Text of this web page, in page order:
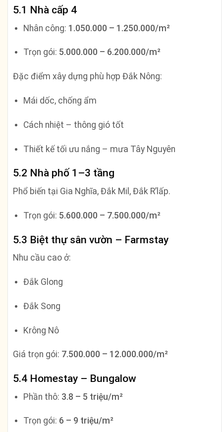
5.1 Nhà cấp 4
Nhân công: 1.050.000 – 1.250.000/m²
Trọn gói: 5.000.000 – 6.200.000/m²
Đặc điểm xây dựng phù hợp Đắk Nông:
Mái dốc, chống ẩm
Cách nhiệt – thông gió tốt
Thiết kế tối ưu nắng – mưa Tây Nguyên
5.2 Nhà phố 1–3 tầng
Phổ biến tại Gia Nghĩa, Đắk Mil, Đắk R’lấp.
Trọn gói: 5.600.000 – 7.500.000/m²
5.3 Biệt thự sân vườn – Farmstay
Nhu cầu cao ở:
Đắk Glong
Đắk Song
Krông Nô
Giá trọn gói: 7.500.000 – 12.000.000/m²
5.4 Homestay – Bungalow
Phần thô: 3.8 – 5 triệu/m²
Trọn gói: 6 – 9 triệu/m²